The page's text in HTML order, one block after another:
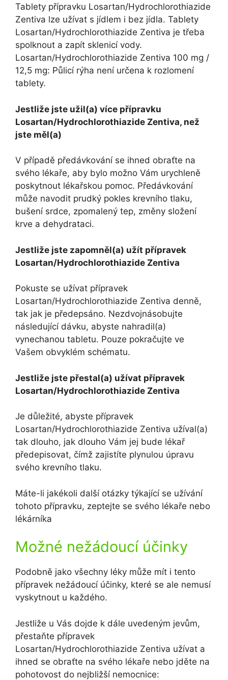
Tablety přípravku Losartan/Hydrochlorothiazide
Zentiva lze užívat s jídlem i bez jídla. Tablety
Losartan/Hydrochlorothiazide Zentiva je třeba
spolknout a zapít sklenicí vody.
Losartan/Hydrochlorothiazide Zentiva 100 mg /
12,5 mg: Půlicí rýha není určena k rozlomení
tablety.
Jestliže jste užil(a) více přípravku
Losartan/Hydrochlorothiazide Zentiva, než
jste měl(a)
V případě předávkování se ihned obraťte na
svého lékaře, aby bylo možno Vám urychleně
poskytnout lékařskou pomoc. Předávkování
může navodit prudký pokles krevního tlaku,
bušení srdce, zpomalený tep, změny složení
krve a dehydrataci.
Jestliže jste zapomněl(a) užít přípravek
Losartan/Hydrochlorothiazide Zentiva
Pokuste se užívat přípravek
Losartan/Hydrochlorothiazide Zentiva denně,
tak jak je předepsáno. Nezdvojnásobujte
následující dávku, abyste nahradil(a)
vynechanou tabletu. Pouze pokračujte ve
Vašem obvyklém schématu.
Jestliže jste přestal(a) užívat přípravek
Losartan/Hydrochlorothiazide Zentiva
Je důležité, abyste přípravek
Losartan/Hydrochlorothiazide Zentiva užíval(a)
tak dlouho, jak dlouho Vám jej bude lékař
předepisovat, čímž zajistíte plynulou úpravu
svého krevního tlaku.
Máte-li jakékoli další otázky týkající se užívání
tohoto přípravku, zeptejte se svého lékaře nebo
lékárníka
Možné nežádoucí účinky
Podobně jako všechny léky může mít i tento
přípravek nežádoucí účinky, které se ale nemusí
vyskytnout u každého.
Jestliže u Vás dojde k dále uvedeným jevům,
přestaňte přípravek
Losartan/Hydrochlorothiazide Zentiva užívat a
ihned se obraťte na svého lékaře nebo jděte na
pohotovost do nejbližší nemocnice: